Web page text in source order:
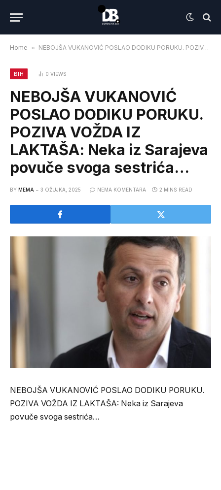
Home » NEBOJŠA VUKANOVIĆ POSLAO DODIKU PORUKU. POZIVA VOŽDA IZ LAKTAŠA: Neka iz Sarajeva povuče svoga sestrića…
BIH 0 VIEWS
NEBOJŠA VUKANOVIĆ
POSLAO DODIKU PORUKU.
POZIVA VOŽDA IZ
LAKTAŠA: Neka iz Sarajeva
povuče svoga sestrića…
BY MEMA 3 OŽUJKA, 2025 NEMA KOMENTARA 2 MINS READ
NEBOJŠA VUKANOVIĆ POSLAO DODIKU PORUKU.
POZIVA VOŽDA IZ LAKTAŠA: Neka iz Sarajeva
povuče svoga sestrića…